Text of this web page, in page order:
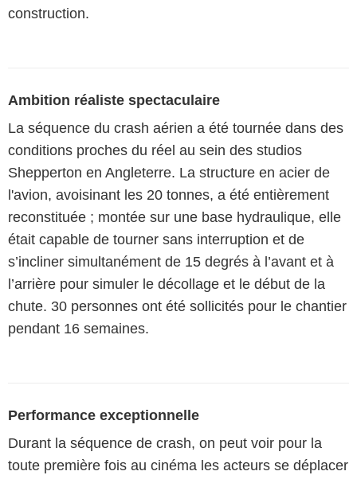
construction.
Ambition réaliste spectaculaire
La séquence du crash aérien a été tournée dans des
conditions proches du réel au sein des studios
Shepperton en Angleterre. La structure en acier de
l'avion, avoisinant les 20 tonnes, a été entièrement
reconstituée ; montée sur une base hydraulique, elle
était capable de tourner sans interruption et de
s’incliner simultanément de 15 degrés à l’avant et à
l’arrière pour simuler le décollage et le début de la
chute. 30 personnes ont été sollicités pour le chantier
pendant 16 semaines.
Performance exceptionnelle
Durant la séquence de crash, on peut voir pour la
toute première fois au cinéma les acteurs se déplacer